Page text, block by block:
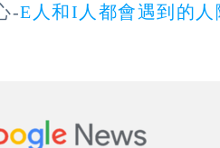
-E人和I人都會遇到的